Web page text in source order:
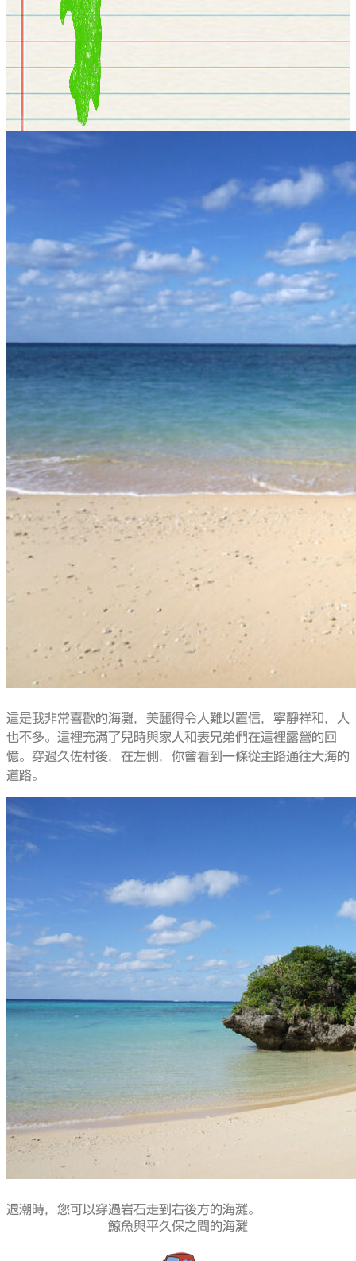
這是我非常喜歡的海灘，美麗得令人難以置信，寧靜祥和，人
也不多。這裡充滿了兒時與家人和表兄弟們在這裡露營的回
憶。穿過久佐村後，在左側，你會看到一條從主路通往大海的
道路。
退潮時，您可以穿過岩石走到右後方的海灘。
鯨魚與平久保之間的海灘